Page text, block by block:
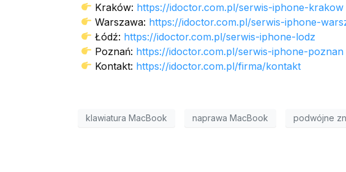
Kraków: https://idoctor.com.pl/serwis-iphone-krakow
Warszawa: https://idoctor.com.pl/serwis-iphone-
Łódź: https://idoctor.com.pl/serwis-iphone-lodz
Poznań: https://idoctor.com.pl/serwis-iphone-poznan
Kontakt: https://idoctor.com.pl/firma/kontakt
klawiatura MacBook naprawa MacBook podwójne